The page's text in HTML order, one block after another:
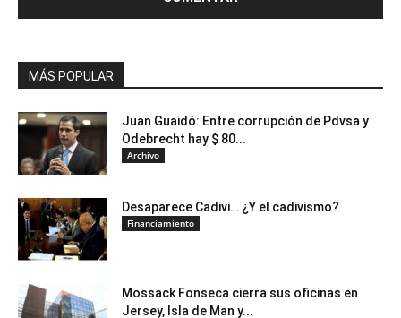
MÁS POPULAR
Juan Guaidó: Entre corrupción de Pdvsa y
Odebrecht hay $ 80...
Archivo
Desaparece Cadivi… ¿Y el cadivismo?
Financiamiento
Mossack Fonseca cierra sus oficinas en
Jersey, Isla de Man y...